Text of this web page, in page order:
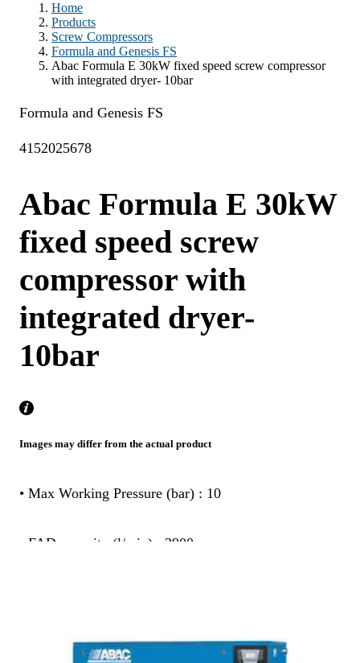
Home
Products
Screw Compressors
Formula and Genesis FS
Abac Formula E 30kW fixed speed screw compressor
with integrated dryer- 10bar
Formula and Genesis FS
4152025678
Abac Formula E 30kW
fixed speed screw
compressor with
integrated dryer-
10bar
Images may differ from the actual product
• Max Working Pressure (bar) : 10
• FAD capacity (l/min) : 3900
• Configuration : Full Feature